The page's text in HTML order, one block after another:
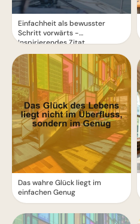
Einfachheit als bewusster
Schritt vorwärts -
Inspirierendes Zitat
Das wahre Glück liegt im
einfachen Genug